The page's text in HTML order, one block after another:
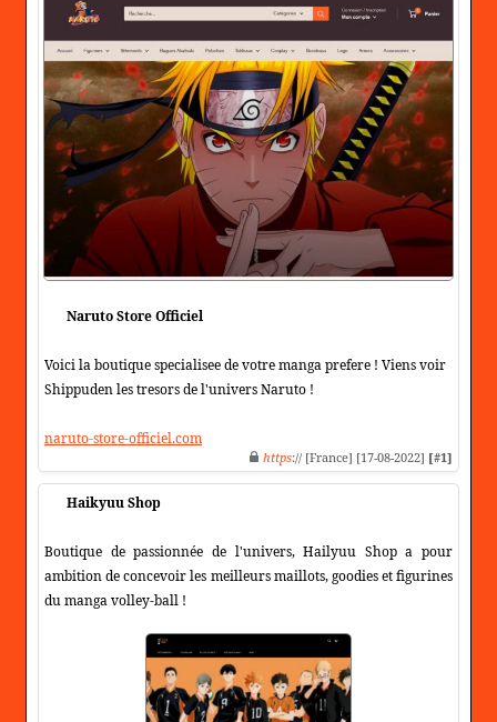
Naruto Store Officiel
Voici la boutique specialisee de votre manga prefere ! Viens voir
Shippuden les tresors de l'univers Naruto !
naruto-store-officiel.com
https:// [France] [17-08-2022] [#1]
Haikyuu Shop
Boutique de passionnée de l'univers, Hailyuu Shop a pour
ambition de concevoir les meilleurs maillots, goodies et figurines
du manga volley-ball !